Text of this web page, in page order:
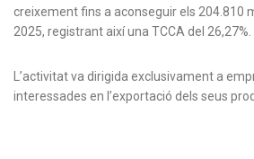
creixement fins a aconseguir els 204.810
2025, registrant així una TCCA del 26,27%.
L’activitat va dirigida exclusivament a
interessades en l’exportació dels seus